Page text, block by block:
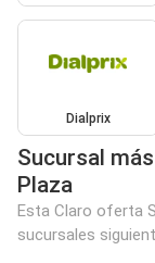
Dialprix
Sucursal
Plaza
Esta Claro oferta
sucursales